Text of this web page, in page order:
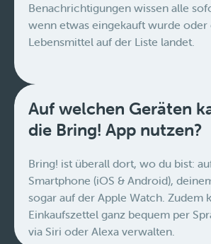
Benachrichtigungen wissen alle
wenn etwas eingekauft wurde oder
Lebensmittel auf der Liste landet.
Auf welchen Geräten
die Bring! App nutzen?
Bring! ist überall dort, wo du bist:
Smartphone (iOS & Android),
sogar auf der Apple Watch. Zudem
Einkaufszettel ganz bequem per
via Siri oder Alexa verwalten.